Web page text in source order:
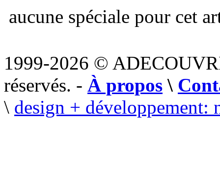
aucune spéciale pour cet
1999-2026 ©
réservés. - À propos \
\ design + développement: